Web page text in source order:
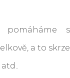
pomáháme s
a to skrze